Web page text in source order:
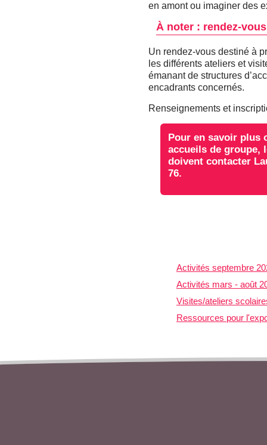
en amont ou imaginer des
À noter : rendez-
Un rendez-vous destiné à
les différents ateliers et
émanant de structures
encadrants concernés.
Renseignements et
Pour en savoir plus
accueils de groupe,
doivent contacter
76.
Activités septembre
Activités mars - août
Visites/ateliers
Ressources pour